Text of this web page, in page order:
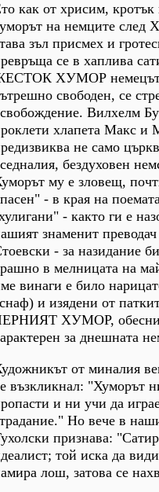
как от хрисим,
на немците след
зъл присмех и
се в хаплива
ХУМОР немецът,
свободен, се
Вилхелм
хлапета Макс и
не само
бездуховен
му е зловещ,
- в края на
- както ги е
знаменит
- за назидание
в мелницата на
винаги е било
и изядени от
ХУМОР,
за днешната
от миналия
възкликнал: "Хуморът
и ни учи да
Но вече в
признава:
той иска да
лош, затова се